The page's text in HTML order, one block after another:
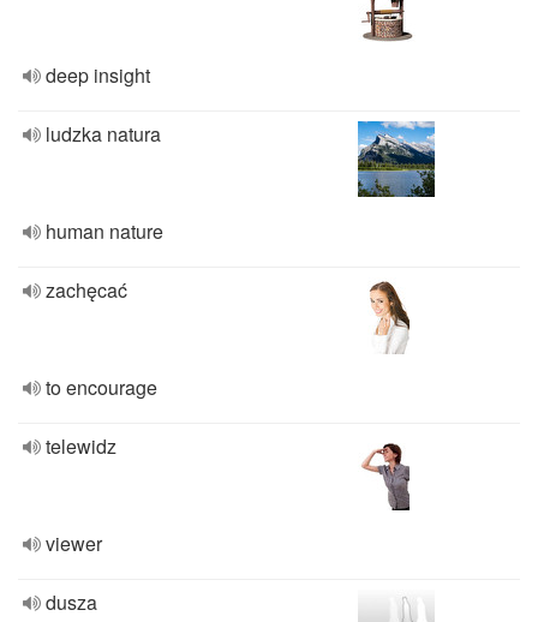
deep insight
ludzka natura
human nature
zachęcać
to encourage
telewidz
viewer
dusza